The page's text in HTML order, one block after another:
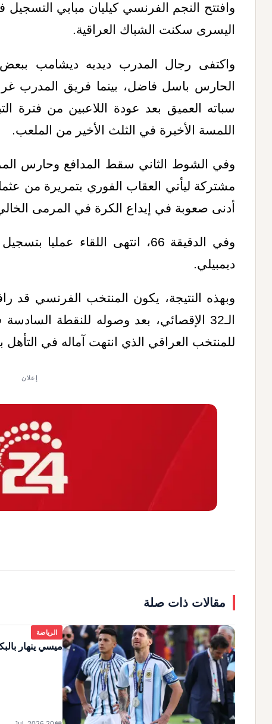
اليسرى سكنت الشباك العراقية.
واكتفى رجال المدرب ديديه ديشامب
الحارس باسل فاضل، بينما فريق المدرب
سباته العميق بعد عودة اللاعبين من فترة
اللمسة الأخيرة في الثلث الأخير من الملعب.
وفي الشوط الثاني سقط المدافع وحارس
مشتركة ليأتي العقاب الفوري بتمريرة من
أدنى صعوبة في إيداع الكرة في المرمى
وفي الدقيقة 66، انتهى اللقاء
ديمبيلي.
وبهذه النتيجة، يكون المنتخب الفرنسي قد
الـ32 الإقصائي، بعد وصوله للنقطة
للمنتخب العراقي الذي انتهت آماله في التأهل
إعلان
مقالات ذات صلة
الرياضة
ميسي ينهار